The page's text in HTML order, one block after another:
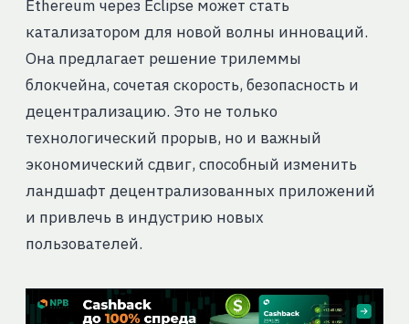
Ethereum через Eclipse может стать
катализатором для новой волны инноваций.
Она предлагает решение трилеммы
блокчейна, сочетая скорость, безопасность и
децентрализацию. Это не только
технологический прорыв, но и важный
экономический сдвиг, способный изменить
ландшафт децентрализованных приложений
и привлечь в индустрию новых
пользователей.